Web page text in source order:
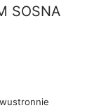
SOSNA